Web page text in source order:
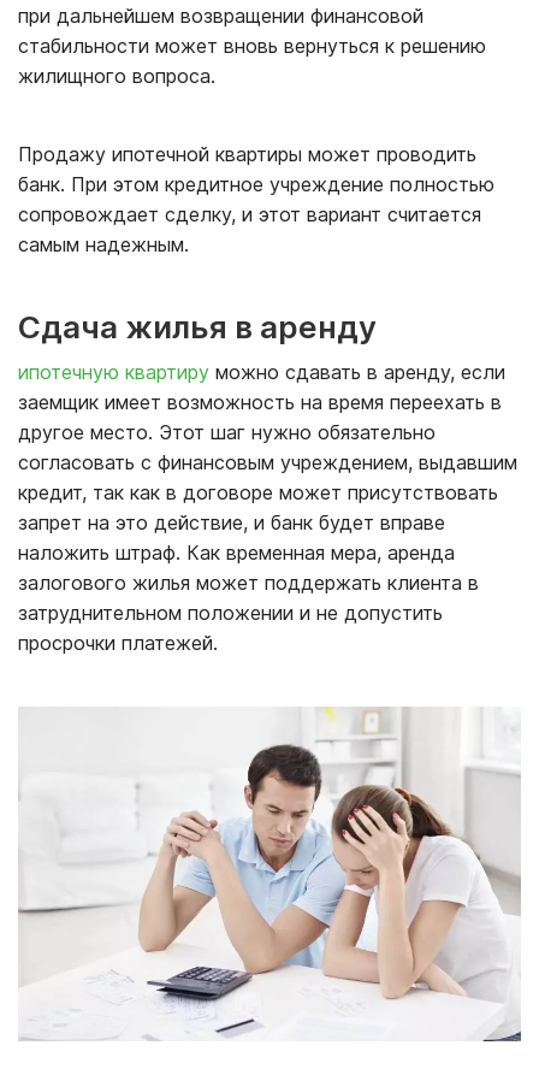
при дальнейшем возвращении финансовой
стабильности может вновь вернуться к решению
жилищного вопроса.
Продажу ипотечной квартиры может проводить
банк. При этом кредитное учреждение полностью
сопровождает сделку, и этот вариант считается
самым надежным.
Сдача жилья в аренду
ипотечную квартиру можно сдавать в аренду, если
заемщик имеет возможность на время переехать в
другое место. Этот шаг нужно обязательно
согласовать с финансовым учреждением, выдавшим
кредит, так как в договоре может присутствовать
запрет на это действие, и банк будет вправе
наложить штраф. Как временная мера, аренда
залогового жилья может поддержать клиента в
затруднительном положении и не допустить
просрочки платежей.